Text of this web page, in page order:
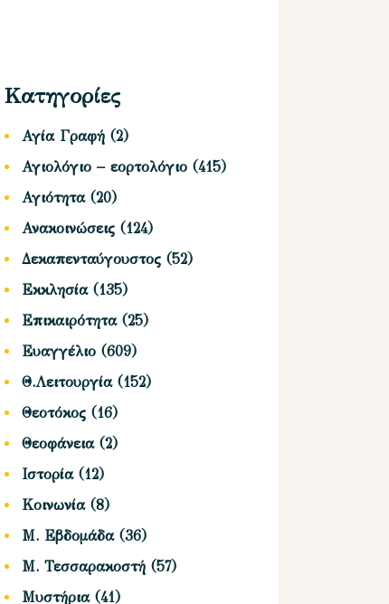
Κατηγορίες
Αγία Γραφή (2)
Αγιολόγιο – εορτολόγιο (415)
Αγιότητα(20)
Ανακοινώσεις (124)
Δεκαπενταύγουστος (52)
Εκκλησία(135)
Επικαιρότητα(25)
Ευαγγέλιο (609)
Θ.Λειτουργία(152)
Θεοτόκος (16)
Θεοφάνεια(2)
Ιστορία(12)
Κοινωνία(8)
Μ. Εβδομάδα(36)
Μ. Τεσσαρακοστή (57)
Μυστήρια(41)